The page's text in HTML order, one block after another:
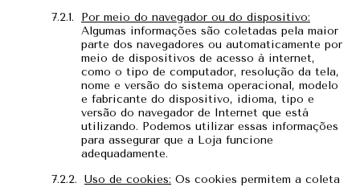
Por meio do navegador ou do dispositivo:
Algumas informações são coletadas pela maior
parte dos navegadores ou automaticamente por
meio de dispositivos de acesso à internet,
como o tipo de computador, resolução da tela,
nome e versão do sistema operacional, modelo
e fabricante do dispositivo, idioma, tipo e
versão do navegador de Internet que está
utilizando. Podemos utilizar essas informações
para assegurar que a Loja funcione
adequadamente.
Uso de cookies: Os cookies permitem a coleta